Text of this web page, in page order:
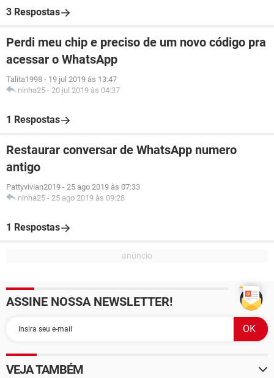
3 Respostas
Perdi meu chip e preciso de um novo código pra
acessar o WhatsApp
Talita1998 - 19 jul 2019 às 13:47
ninha25 - 20 jul 2019 às 04:37
1 Respostas
Restaurar conversar de WhatsApp numero
antigo
Pattyvivian2019 - 25 ago 2019 às 07:33
ninha25 - 25 ago 2019 às 09:28
1 Respostas
ASSINE NOSSA NEWSLETTER!
VEJA TAMBÉM